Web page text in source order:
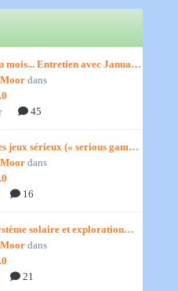
mois... Entretien avec January,
dans
45
jeux sérieux (« serious games
dans
16
solaire et exploration
Jedinodans
21